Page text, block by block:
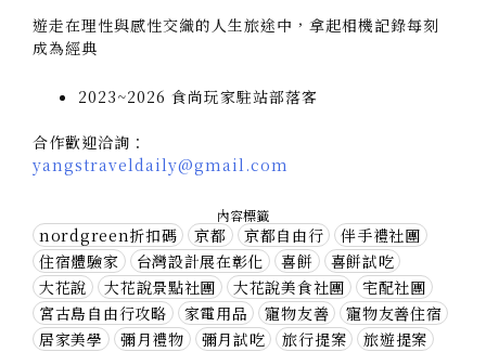
遊走在理性與感性交織的人生旅途中，拿起相機記錄每刻
成為經典
2023~2026 食尚玩家駐站部落客
合作歡迎洽詢：
yangstraveldaily@gmail.com
內容標籤
nordgreen折扣碼 京都 京都自由行
伴手禮社團
住宿體驗家
台灣設計展在彰化 喜餅
喜餅試吃
大花說
大花說景點社團 大花說美食社團
宅配社團
宮古島自由行攻略
家電用品 寵物友善
寵物友善住宿
居家美學
彌月禮物 彌月試吃 旅行提案
旅遊提案